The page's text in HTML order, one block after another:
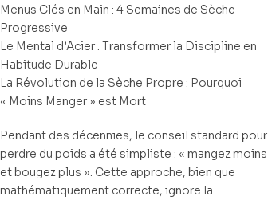
Menus Clés en Main : 4 Semaines de Sèche
Progressive
Le Mental d’Acier : Transformer la Discipline en
Habitude Durable
La Révolution de la Sèche Propre : Pourquoi
« Moins Manger » est Mort
Pendant des décennies, le conseil standard pour
perdre du poids a été simpliste : « mangez moins
et bougez plus ». Cette approche, bien que
mathématiquement correcte, ignore la